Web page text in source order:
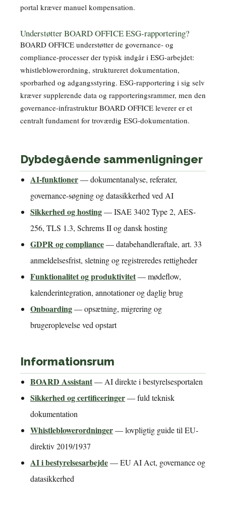
portal kræver manuel kompensation.
Understøtter BOARD OFFICE ESG-rapportering?
BOARD OFFICE understøtter de governance- og
compliance-processer der typisk indgår i ESG-arbejdet:
whistleblowerordning, struktureret dokumentation,
sporbarhed og adgangsstyring. ESG-rapportering i sig selv
kræver supplerende data og rapporteringsrammer, men den
governance-infrastruktur BOARD OFFICE leverer er et
centralt fundament for troværdig ESG-dokumentation.
Dybdegående sammenligninger
AI-funktioner— dokumentanalyse, referater,
governance-søgning og datasikkerhed ved AI
Sikkerhed og hosting— ISAE 3402 Type 2, AES-
256, TLS 1.3, Schrems II og dansk hosting
GDPR og compliance— databehandleraftale, art. 33
anmeldelsesfrist, sletning og registreredes rettigheder
Funktionalitet og produktivitet— mødeflow,
kalenderintegration, annotationer og daglig brug
Onboarding— opsætning, migrering og
brugeroplevelse ved opstart
Informationsrum
BOARD Assistant— AI direkte i bestyrelsesportalen
Sikkerhed og certificeringer— fuld teknisk
dokumentation
Whistleblowerordninger— lovpligtig guide til EU-
direktiv 2019/1937
AI i bestyrelsesarbejde— EU AI Act, governance og
datasikkerhed